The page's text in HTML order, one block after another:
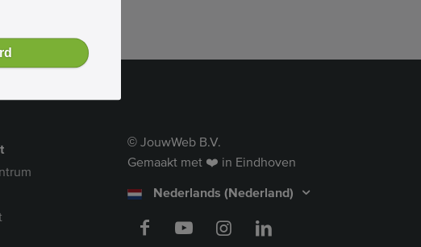
© JouwWeb B.V.
Gemaakt met ❤️ in Eindhoven
Nederlands (Nederland)